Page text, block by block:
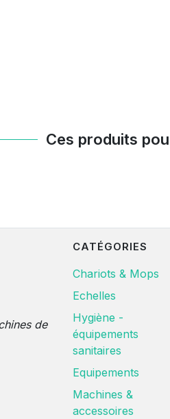
Ces produits
de
CATÉGORIES
Chariots & Mops
Echelles
Hygiène -
équipements
sanitaires
Equipements
Machines &
accessoires